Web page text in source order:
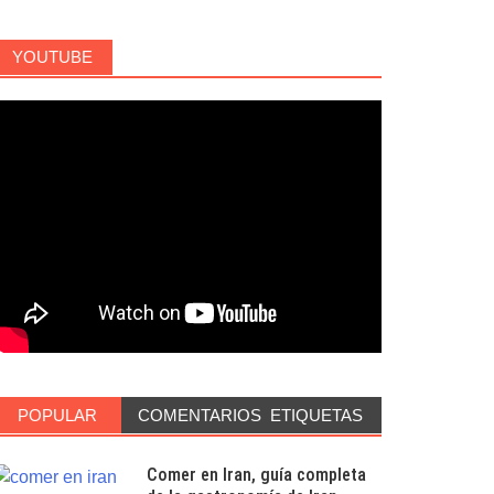
YOUTUBE
POPULAR COMENTARIOS ETIQUETAS
Comer en Iran, guía completa